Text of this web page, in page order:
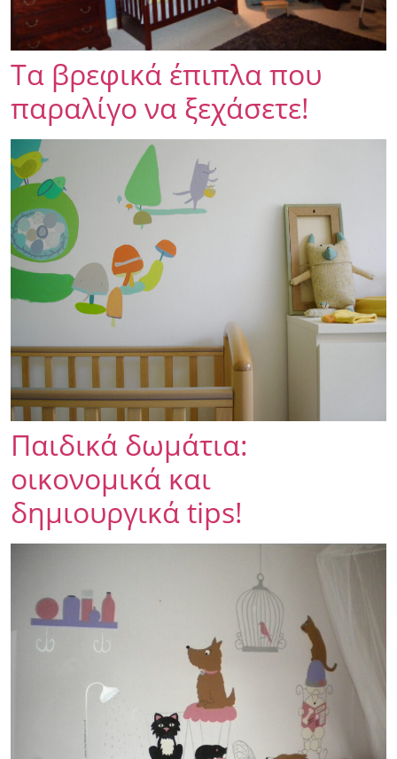
Τα βρεφικά έπιπλα που
παραλίγο να ξεχάσετε!
Παιδικά δωμάτια:
οικονομικά και
δημιουργικά tips!